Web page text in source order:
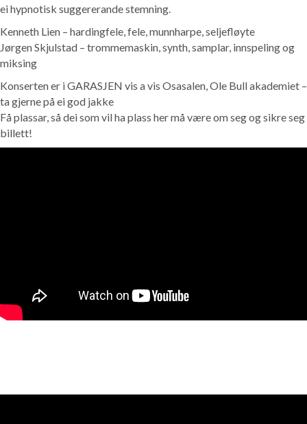
ei hypnotisk suggererande stemning.
Kenneth Lien – hardingfele, fele, munnharpe, seljefløyte
Jørgen Skjulstad – trommemaskin, synth, samplar, innspeling og
miksing
Konserten er i GARASJEN vis a vis Osasalen, Ole Bull akademiet –
ta gjerne på ei god jakke
Få plassar, så dei som vil ha plass her må være om seg og sikre seg
billett!